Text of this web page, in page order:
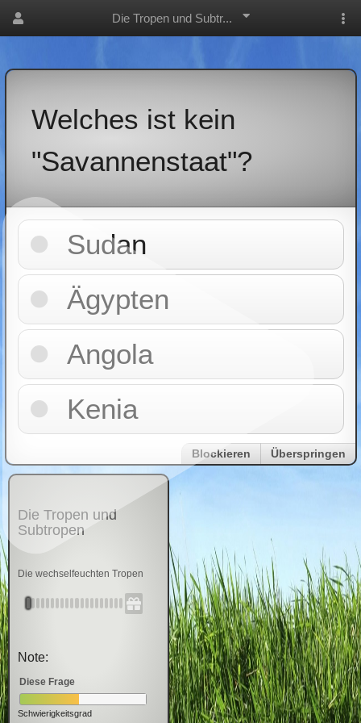
Die Tropen und Subtr...
Welches ist kein
"Savannenstaat"?
Sudan
Ägypten
Angola
Kenia
Blockieren Überspringen
Die Tropen und
Subtropen
Die wechselfeuchten Tropen
Note:
Diese Frage
Schwierigkeitsgrad